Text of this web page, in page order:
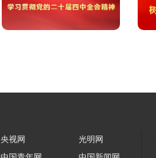
央视网
光明网